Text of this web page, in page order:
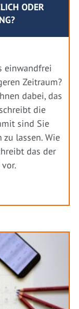
ODER
einwandfrei
Zeitraum?
dabei, das
die
sind Sie
lassen. Wie
das der